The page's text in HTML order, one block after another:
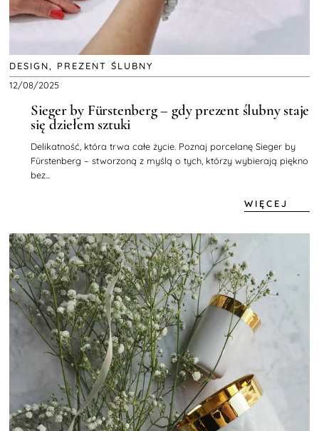
DESIGN, PREZENT ŚLUBNY
12/08/2025
Sieger by Fürstenberg – gdy prezent ślubny staje
się dziełem sztuki
Delikatność, która trwa całe życie. Poznaj porcelanę Sieger by
Fürstenberg – stworzoną z myślą o tych, którzy wybierają piękno
bez...
WIĘCEJ